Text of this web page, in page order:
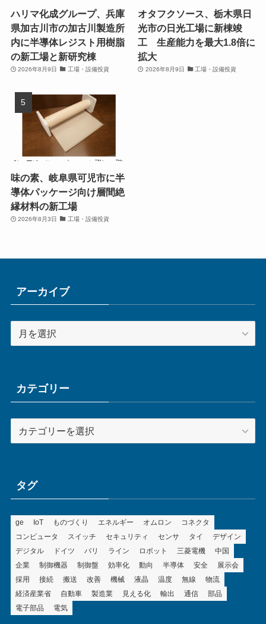
ハリマ化成グループ、兵庫
県加古川市の加古川製造所
内に半導体レジスト用樹脂
の新工場と新研究棟
2026年8月9日 工場・設備投資
オタフクソース、栃木県日
光市の日光工場に新棟竣
工 生産能力を最大1.8倍に
拡大
2026年8月9日 工場・設備投資
味の素、岐阜県可児市に半
導体パッケージ向け層間絶
縁材料の新工場
2026年8月3日 工場・設備投資
アーカイブ
ー
ブカテゴリー
ータグ
ge IoT ものづくり エネルギー オムロン
コネクタ
コンピュータ
スイッチ セキュリティ センサ タイ
デザイン
デジタル
ドイツ バリ ライン ロボット 三菱電機
中国
企業
制御機器 制御盤 効率化 動向 半導体 安全
展示会
採用
接続 搬送 改善 機械 液晶 温度 無線
物流
経済産業省
自動車 製造業 見える化 輸出 通信
部品
電子部品
電気